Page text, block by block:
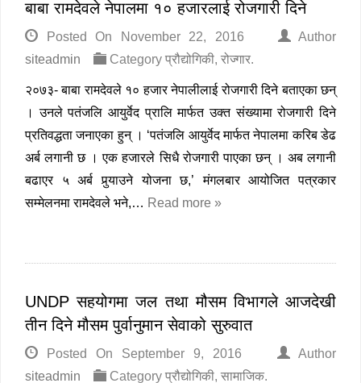
बाबा रामदेवले नेपालमा १० हजारलाई रोजगारी दिने
Posted On November 22, 2016
Author
siteadmin
Category प्रौद्योगिकी, रोज्गार.
२०७३- बाबा रामदेवले १० हजार नेपालीलाई रोजगारी दिने बताएका छन्
। उनले पतंजलि आयुर्वेद प्रालि मार्फत उक्त संख्यामा रोजगारी दिने
प्रतिवद्धता जनाएका हुन् । ‘पतंजलि आयुर्वेद मार्फत नेपालमा करिब डेढ
अर्ब लगानी छ । एक हजारले सिधै रोजगारी पाएका छन् । अब लगानी
बढाएर ५ अर्ब पुर्‍याउने योजना छ,’ मंगलबार आयोजित पत्रकार
सम्मेलनमा रामदेवले भने,… Read more »
UNDP सहयोगमा जल तथा मौसम विभागले आजदेखी
तीन दिने मौसम पुर्वानुमान सेवाको सुरुवात
Posted On September 9, 2016
Author
siteadmin
Category प्रौद्योगिकी, सामाजिक.